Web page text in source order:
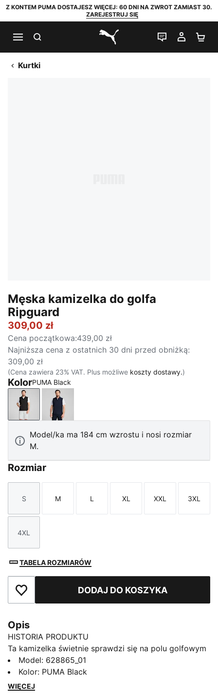
Z KONTEM PUMA DOSTAJESZ WIĘCEJ: 60 DNI NA ZWROT ZAMIAST 30.
ZAREJESTRUJ SIĘ
PUMA.com
CZAT NA
MOJE
Kurtki
Męska kamizelka do golfa
Ripguard
309,00 zł
Cena początkowa:439,00 zł
Najniższa cena z ostatnich 30 dni przed obniżką:
309,00 zł
(Cena zawiera 23% VAT. Plus możliwe koszty dostawy.)
KolorPUMA Black
PUMA BlackDeep Navy
Model/ka ma 184 cm wzrostu i nosi rozmiar
M.
Rozmiar
Rozmiar
S
Rozmiar
M
Rozmiar
L
Rozmiar
XL
Rozmiar
XXL 3XL
Rozmiar
4XL
TABELA ROZMIARÓW
Dodaj do ulubionychDODAJ DO KOSZYKA
Opis
HISTORIA PRODUKTU
Ta kamizelka świetnie sprawdzi się na polu golfowym
i łączy w sobie odporny na warunki atmosferyczne
materiał ripstop z rozciągliwością w 4 kierunkach, co
zapewnia doskonałą elastyczność. Boczne kieszenie
Model: 628865_01
Kolor: PUMA Black
WIĘCEJ